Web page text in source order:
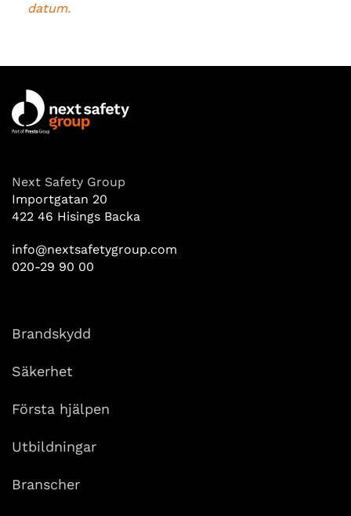
datum.
Next Safety Group
Importgatan 20
422 46 Hisings Backa
info@nextsafetygroup.com
020-29 90 00
Brandskydd
Säkerhet
Första hjälpen
Utbildningar
Branscher